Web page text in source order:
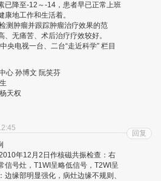
已降至-12～-14，患者早已正常上班
康地工作和生活着。
测肿瘤并跟踪肿瘤治疗效果的范
、无痛苦、术后治疗疗效较好。
央电视一台、二台“走近科学” 栏目
心 孙博文 阮笑芬
天权
年12月2日作核磁共振检查：右
信号灶，T1WI呈略低信号，T2WI呈
边缘部明显强化，病灶边缘不规则、
回复